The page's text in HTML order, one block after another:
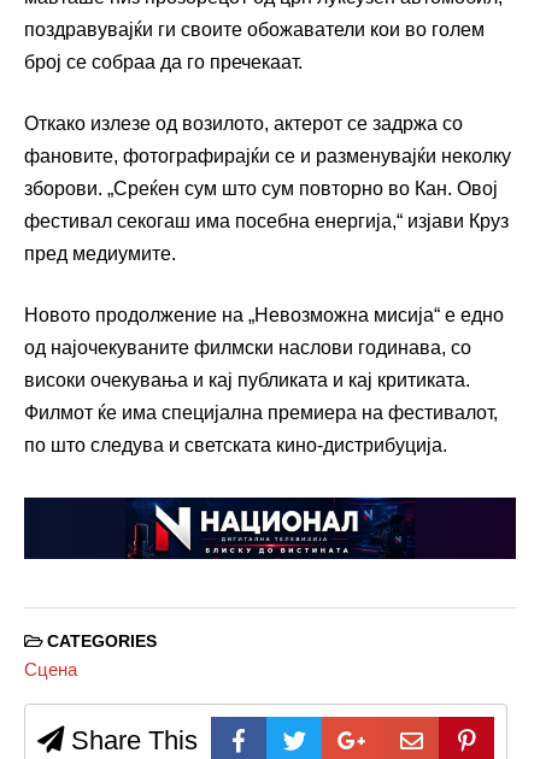
поздравувајќи ги своите обожаватели кои во голем
број се собраа да го пречекаат.
Откако излезе од возилото, актерот се задржа со
фановите, фотографирајќи се и разменувајќи неколку
зборови. „Среќен сум што сум повторно во Кан. Овој
фестивал секогаш има посебна енергија,“ изјави Круз
пред медиумите.
Новото продолжение на „Невозможна мисија“ е едно
од најочекуваните филмски наслови годинава, со
високи очекувања и кај публиката и кај критиката.
Филмот ќе има специјална премиера на фестивалот,
по што следува и светската кино-дистрибуција.
CATEGORIES
Сцена
Share This